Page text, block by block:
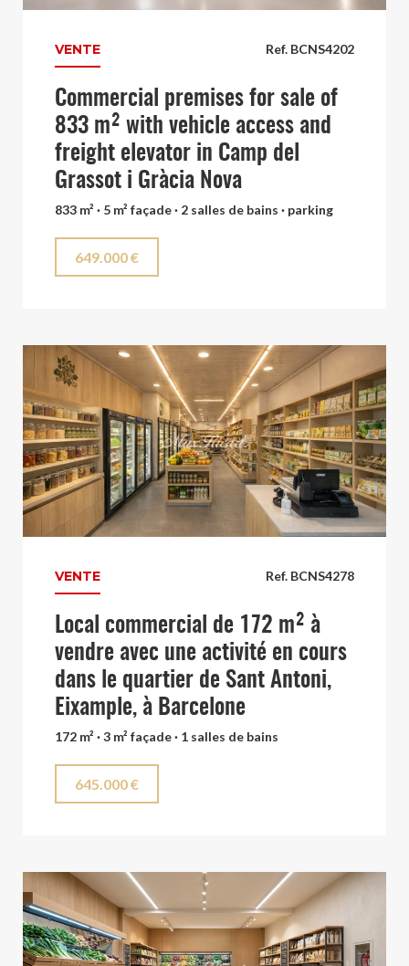
Ref. BCNS4202
VENTE
Commercial premises for sale of
833 m² with vehicle access and
freight elevator in Camp del
Grassot i Gràcia Nova
833 m² · 5 m² façade · 2 salles de bains · parking
649.000 €
Ref. BCNS4278
VENTE
Local commercial de 172 m² à
vendre avec une activité en cours
dans le quartier de Sant Antoni,
Eixample, à Barcelone
172 m² · 3 m² façade · 1 salles de bains
645.000 €